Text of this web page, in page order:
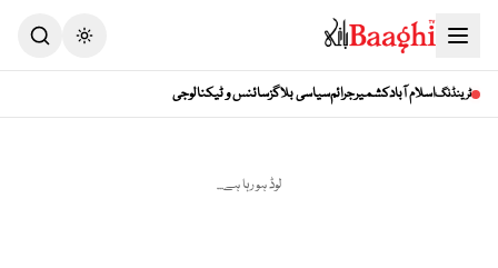
Toggle theme
ٹرینڈنگاسلام آبادکشمیرجرائمسیاسی بلاگزسائنس و ٹیکنالوجی
لوڈ ہو رہا ہے...